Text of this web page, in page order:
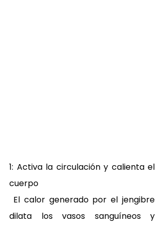
1: Activa la circulación y calienta el
cuerpo
El calor generado por el jengibre
dilata los vasos sanguíneos y